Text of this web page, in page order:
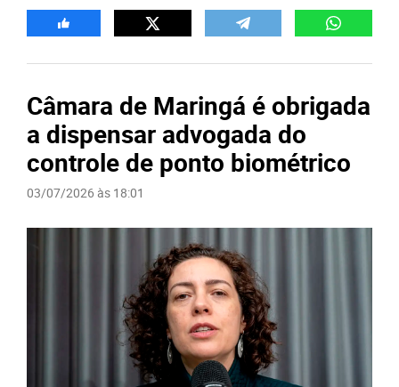
Câmara de Maringá é obrigada
a dispensar advogada do
controle de ponto biométrico
03/07/2026 às 18:01